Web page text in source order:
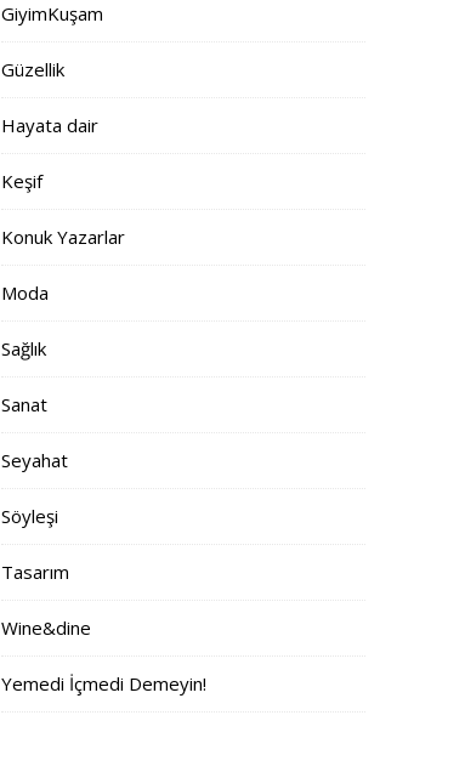
GiyimKuşam
Güzellik
Hayata dair
Keşif
Konuk Yazarlar
Moda
Sağlık
Sanat
Seyahat
Söyleşi
Tasarım
Wine&dine
Yemedi İçmedi Demeyin!